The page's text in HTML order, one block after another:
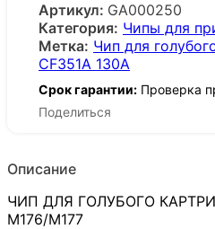
Артикул: GA000250
Категория: Чипы для
Метка: Чип для
CF351A 130А
Срок гарантии: Проверка
Поделиться
Описание
ЧИП ДЛЯ ГОЛУБОГО
M176/M177